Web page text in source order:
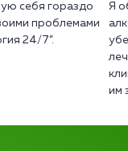
себя гораздо
проблемами
24/7”.
Я
им